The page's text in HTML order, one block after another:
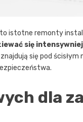
istotne remonty
się
się pod
dla